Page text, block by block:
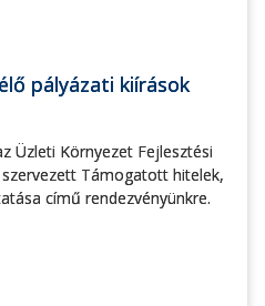
pályázati kiírások
Üzleti Környezet Fejlesztési
Támogatott hitelek,
című rendezvényünkre.